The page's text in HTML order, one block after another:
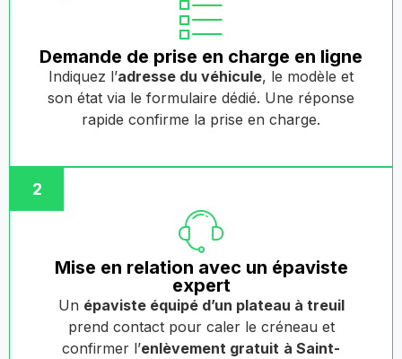
Demande de prise en charge en ligne
Indiquez l’adresse du véhicule, le modèle et
son état via le formulaire dédié. Une réponse
rapide confirme la prise en charge.
2
Mise en relation avec un épaviste
expert
Un épaviste équipé d’un plateau à treuil
prend contact pour caler le créneau et
confirmer l’enlèvement gratuit à Saint-